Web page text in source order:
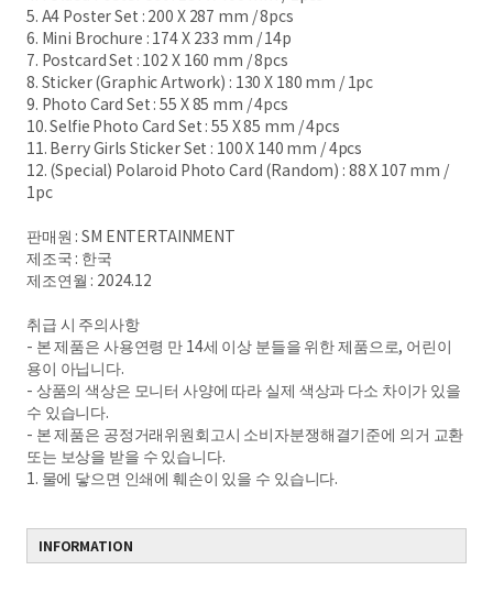
5. A4 Poster Set : 200 X 287 mm / 8pcs
6. Mini Brochure : 174 X 233 mm / 14p
7. Postcard Set : 102 X 160 mm / 8pcs
8. Sticker (Graphic Artwork) : 130 X 180 mm / 1pc
9. Photo Card Set : 55 X 85 mm / 4pcs
10. Selfie Photo Card Set : 55 X 85 mm / 4pcs
11. Berry Girls Sticker Set : 100 X 140 mm / 4pcs
12. (Special) Polaroid Photo Card (Random) : 88 X 107 mm /
1pc
판매원 : SM ENTERTAINMENT
제조국 : 한국
제조연월 : 2024.12
취급 시 주의사항
- 본 제품은 사용연령 만 14세 이상 분들을 위한 제품으로, 어린이
용이 아닙니다.
- 상품의 색상은 모니터 사양에 따라 실제 색상과 다소 차이가 있을
수 있습니다.
- 본 제품은 공정거래위원회고시 소비자분쟁해결기준에 의거 교환
또는 보상을 받을 수 있습니다.
1. 물에 닿으면 인쇄에 훼손이 있을 수 있습니다.
INFORMATION